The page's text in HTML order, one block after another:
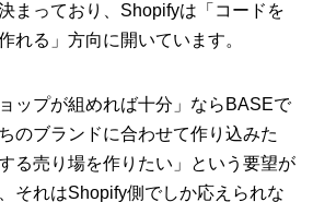
まっており、Shopifyは「コードを
れる」方向に開いています。
ップが組めれば十分」ならBASEで
のブランドに合わせて作り込みた
る売り場を作りたい」という要望が
それはShopify側でしか応えられな